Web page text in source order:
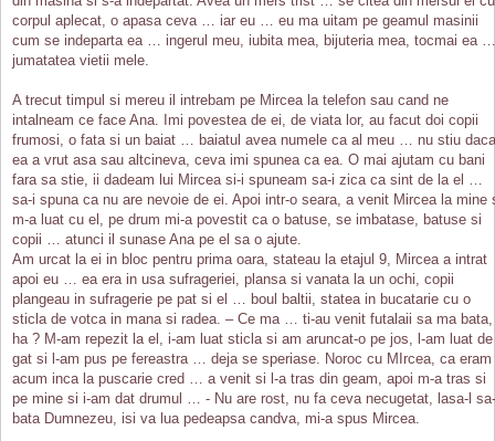
corpul aplecat, o apasa ceva … iar eu … eu ma uitam pe geamul masinii
cum se indeparta ea … ingerul meu, iubita mea, bijuteria mea, tocmai ea …
jumatatea vietii mele.
A trecut timpul si mereu il intrebam pe Mircea la telefon sau cand ne
intalneam ce face Ana. Imi povestea de ei, de viata lor, au facut doi copii
frumosi, o fata si un baiat … baiatul avea numele ca al meu … nu stiu daca
ea a vrut asa sau altcineva, ceva imi spunea ca ea. O mai ajutam cu bani
fara sa stie, ii dadeam lui Mircea si-i spuneam sa-i zica ca sint de la el …
sa-i spuna ca nu are nevoie de ei. Apoi intr-o seara, a venit Mircea la mine
m-a luat cu el, pe drum mi-a povestit ca o batuse, se imbatase, batuse si
copii … atunci il sunase Ana pe el sa o ajute.
Am urcat la ei in bloc pentru prima oara, stateau la etajul 9, Mircea a intrat
apoi eu … ea era in usa sufrageriei, plansa si vanata la un ochi, copii
plangeau in sufragerie pe pat si el … boul baltii, statea in bucatarie cu o
sticla de votca in mana si radea. – Ce ma … ti-au venit futalaii sa ma bata,
ha ? M-am repezit la el, i-am luat sticla si am aruncat-o pe jos, l-am luat de
gat si l-am pus pe fereastra … deja se speriase. Noroc cu MIrcea, ca eram
acum inca la puscarie cred … a venit si l-a tras din geam, apoi m-a tras si
pe mine si i-am dat drumul … - Nu are rost, nu fa ceva necugetat, lasa-l
bata Dumnezeu, isi va lua pedeapsa candva, mi-a spus Mircea.